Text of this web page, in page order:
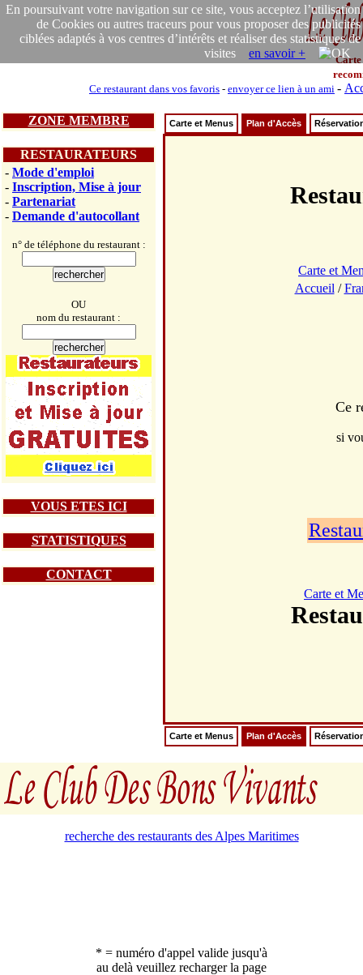
En poursuivant votre navigation sur ce site, vous acceptez l’utilisation
de Cookies ou autres traceurs pour vous proposer des publicités
ciblées adaptés à vos centres d’intérêts et réaliser des statistiques de
visites en savoir +
Carte
Ce restaurant dans vos favoris - envoyer ce lien à un ami -
ZONE MEMBRE
RESTAURATEURS
- Mode d'emploi
- Inscription, Mise à jour
- Partenariat
- Demande d'autocollant
n° de téléphone du restaurant :
OU
nom du restaurant :
VOUS ETES ICI
STATISTIQUES
CONTACT
Carte et Menus Plan d'Accès
Carte et
Accueil /
Ce
si
Carte et
Carte et Menus Plan d'Accès
recherche des restaurants des Alpes Maritimes
* = numéro d'appel valide jusqu'à
au delà veuillez recharger la page